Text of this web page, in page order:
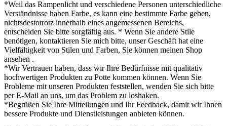
*Weil das Rampenlicht und verschiedene Personen unterschiedliche
Verständnisse haben Farbe, es kann eine bestimmte Farbe geben,
nichtsdestotrotz innerhalb eines angemessenen Bereichs,
entscheiden Sie bitte sorgfältig aus. * Wenn Sie andere Stile
benötigen, kontaktieren Sie mich bitte, unser Geschäft hat eine
Vielfältigkeit von Stilen und Farben, Sie können meinen Shop
ansehen .
*Wir Vertrauen haben, dass wir Ihre Bedürfnisse mit qualitativ
hochwertigen Produkten zu Potte kommen können. Wenn Sie
Probleme mit unseren Produkten feststellen, wenden Sie sich bitte
per E-Mail an uns, um das Problem zu loshaken.
*Begrüßen Sie Ihre Mitteilungen und Ihr Feedback, damit wir Ihnen
bessere Produkte und Dienstleistungen anbieten können.